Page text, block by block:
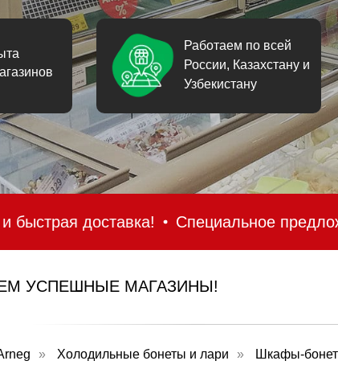
Работаем по всей
России, Казахстану и
Узбекистану
Специальное предложение!
УСПЕШНЫЕ МАГАЗИНЫ!
» Холодильные бонеты и лари » Шкафы-